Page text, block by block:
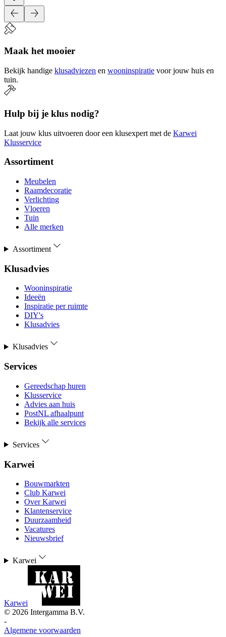
Maak het mooier
Bekijk handige klusadviezen en wooninspiratie voor jouw huis en
tuin.
Hulp bij je klus nodig?
Laat jouw klus uitvoeren door een klusexpert met de Karwei
Klusservice
Assortiment
Meubelen
Raamdecoratie
Verlichting
Vloeren
Tuin
Alle merken
Assortiment
Klusadvies
Wooninspiratie
Ideeën
Inspiratie per ruimte
DIY's
Klusadvies
Klusadvies
Services
Gereedschap huren
Klusservice
Advies aan huis
PostNL afhaalpunt
Bekijk alle services
Services
Karwei
Bouwmarkten
Club Karwei
Over Karwei
Klantenservice
Duurzaamheid
Vacatures
Nieuwsbrief
Karwei
Karwei
© 2026 Intergamma B.V.
-
Algemene voorwaarden